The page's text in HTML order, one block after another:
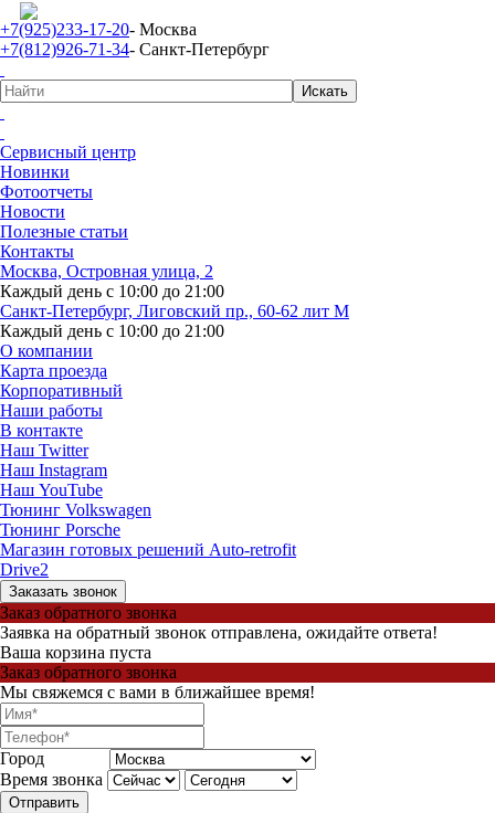
+7(925)233-17-20- Москва
+7(812)926-71-34- Санкт-Петербург
Сервисный центр
Новинки
Фотоотчеты
Новости
Полезные статьи
Контакты
Москва, Островная улица, 2
Каждый день с 10:00 до 21:00
Санкт-Петербург, Лиговский пр., 60-62 лит М
Каждый день с 10:00 до 21:00
О компании
Карта проезда
Корпоративный
Наши работы
В контакте
Наш Twitter
Наш Instagram
Наш YouTube
Тюнинг Volkswagen
Тюнинг Porsche
Магазин готовых решений Auto-retrofit
Drive2
Заказать звонок
Заказ обратного звонка
Заявка на обратный звонок отправлена, ожидайте ответа!
Ваша корзина пуста
Заказ обратного звонка
Мы свяжемся с вами в ближайшее время!
Город
Время звонка
Отправить